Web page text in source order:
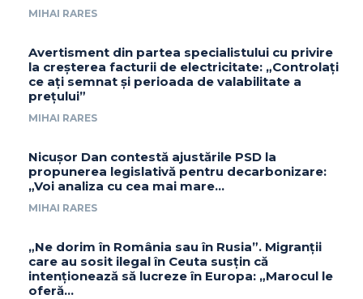
MIHAI RARES
Avertisment din partea specialistului cu privire
la creșterea facturii de electricitate: „Controlați
ce ați semnat și perioada de valabilitate a
prețului”
MIHAI RARES
Nicușor Dan contestă ajustările PSD la
propunerea legislativă pentru decarbonizare:
„Voi analiza cu cea mai mare…
MIHAI RARES
„Ne dorim în România sau în Rusia”. Migranții
care au sosit ilegal în Ceuta susțin că
intenționează să lucreze în Europa: „Marocul le
oferă...